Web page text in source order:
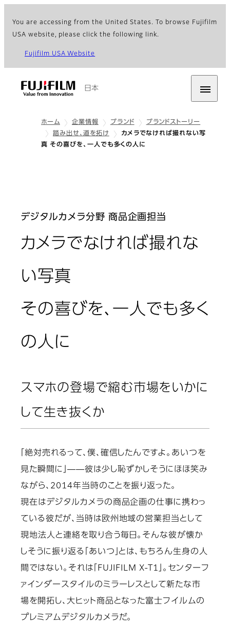
You are accessing from the United States. To browse Fujifilm
USA website, please click the following link.
Fujifilm USA Website
日本
ホーム 企業情報 ブランド
ブランドストーリー
踏み出せ、道を拓け
カメラでなければ撮れない写
真 その喜びを、一人でも多くの人に
デジタルカメラ分野 商品企画担当
カメラでなければ撮れな
い写真
その喜びを、一人でも多く
の人に
スマホの登場で縮む市場をいかに
して生き抜くか
「絶対売れるって、僕、確信したんですよ。あいつを
見た瞬間に」――彼は少し恥ずかしそうにほほ笑み
ながら、2014年当時のことを振り返った。
現在はデジタルカメラの商品企画の仕事に携わっ
ている彼だが、当時は欧州地域の営業担当として
現地法人と連絡を取り合う毎日。そんな彼が懐か
しそうに振り返る「あいつ」とは、もちろん生身の人
間ではない。それは「FUJIFILM X-T1」。センターフ
ァインダースタイルのミラーレスとして新たな市
場を開拓し、大ヒット商品となった富士フイルムの
プレミアムデジタルカメラだ。